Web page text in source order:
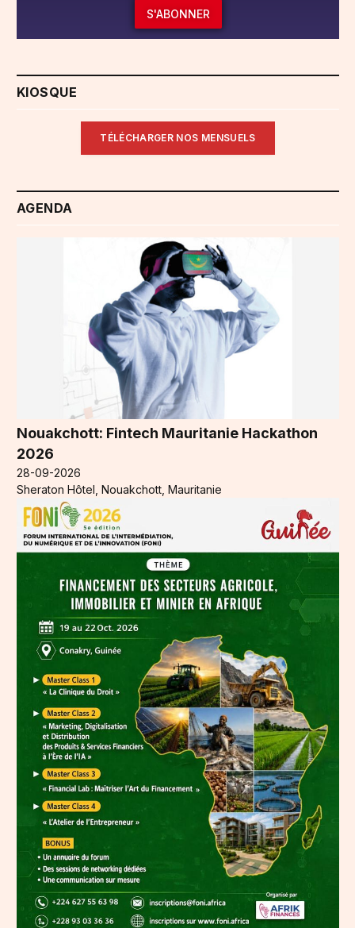
S'ABONNER
KIOSQUE
TÉLÉCHARGER NOS MENSUELS
AGENDA
Nouakchott: Fintech Mauritanie Hackathon
2026
28-09-2026
Sheraton Hôtel, Nouakchott, Mauritanie